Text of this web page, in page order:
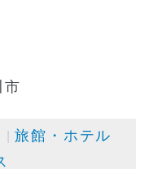
市
旅館・ホテル